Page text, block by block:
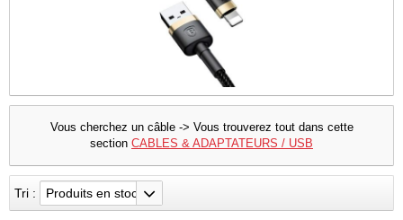
Vous cherchez un câble -> Vous trouverez tout dans cette
section CABLES & ADAPTATEURS / USB
Tri : Produits en stock